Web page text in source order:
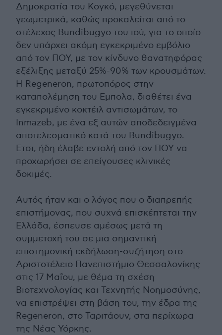
Δημοκρατία του Κογκό, μεγεθύνεται
γεωμετρικά, καθώς προκαλείται από το
στέλεχος Bundibugyo του ιού, για το οποίο
δεν υπάρχει ακόμη εγκεκριμένο εμβόλιο
από τον ΠΟΥ, με τον κίνδυνο θανατηφόρας
εξέλιξης μεταξύ 25%-90% των κρουσμάτων.
Η Regeneron, πρωτοπόρος στην
καταπολέμηση του Εμπολα, διαθέτει ένα
εγκεκριμένο κοκτέιλ αντισωμάτων, το
Inmazeb, με ένα εξ αυτών αποδεδειγμένα
αποτελεσματικό κατά του Bundibugyo.
Ετσι, ήδη έλαβε εντολή από τον ΠΟΥ να
προχωρήσει σε επείγουσες κλινικές
δοκιμές.
Αυτός ήταν και ο λόγος που ο διαπρεπής
επιστήμονας, που συχνά επισκέπτεται την
Ελλάδα, έσπευσε αμέσως μετά τη
συμμετοχή του σε μια σημαντική
επιστημονική εκδήλωση-συζήτηση στο
Αριστοτέλειο Πανεπιστήμιο Θεσσαλονίκης
στις 17 Μαΐου, με θέμα τη σχέση
Βιοτεχνολογίας και Τεχνητής Νοημοσύνης,
να επιστρέψει στη βάση του, την έδρα της
Regeneron, στο Ταριτάουν, στα περίχωρα
της Νέας Υόρκης.